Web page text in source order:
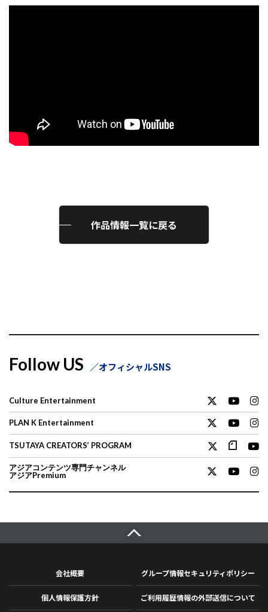
作品情報一覧に戻る
Follow US オフィシャルSNS
Culture Entertainment
PLAN K Entertainment
TSUTAYA CREATORS’ PROGRAM
アジアコンテンツ専門チャンネル
アジアPremium
会社概要 グループ情報セキュリティポリシー
個人情報保護方針 ご利用履歴情報の外部送信について